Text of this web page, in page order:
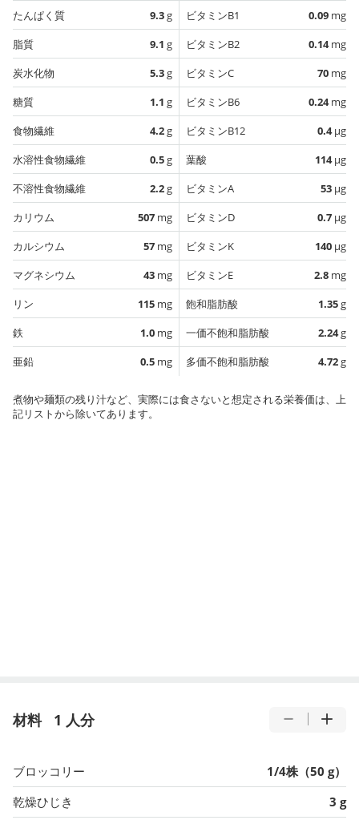
たんぱく質
9.3g
脂質
9.1 g
炭水化物
5.3g
糖質
1.1 g
食物繊維
4.2g
水溶性食物繊維
0.5g
不溶性食物繊維
2.2g
カリウム
507 mg
カルシウム
57 mg
マグネシウム
43 mg
リン
115 mg
鉄
1.0 mg
亜鉛
0.5 mg
ビタミンB1
0.09 mg
ビタミンB2
0.14mg
ビタミンC
70 mg
ビタミンB6
0.24mg
ビタミンB12
0.4µg
葉酸
114µg
ビタミンA
53 µg
ビタミンD
0.7 µg
ビタミンK
140 µg
ビタミンE
2.8 mg
飽和脂肪酸
1.35g
一価不飽和脂肪酸
2.24g
多価不飽和脂肪酸
4.72g
煮物や麺類の残り汁など、実際には食さないと想定される栄養価は、上
記リストから除いてあります。
材料 1 人分
ブロッコリー
1/4株（50 g）
乾燥ひじき
3 g